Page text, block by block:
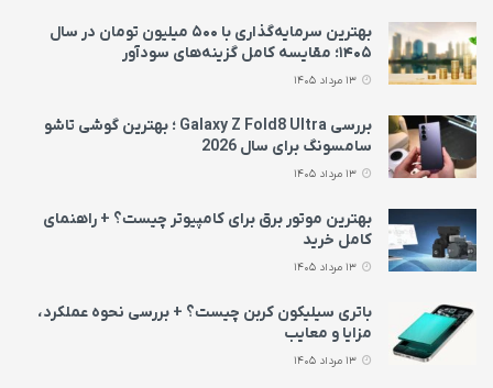
بهترین سرمایه‌گذاری با ۵۰۰ میلیون تومان در سال
۱۴۰۵؛ مقایسه کامل گزینه‌های سودآور
بررسی Galaxy Z Fold8 Ultra ؛ بهترین گوشی تاشو
سامسونگ برای سال 2026
بهترین موتور برق برای کامپیوتر چیست؟ + راهنمای
کامل خرید
باتری سیلیکون کربن چیست؟ + بررسی نحوه عملکرد،
مزایا و معایب